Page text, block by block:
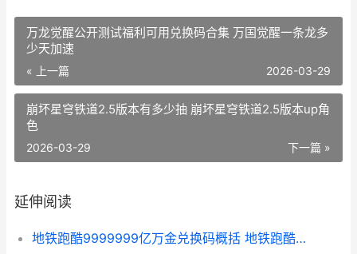
万龙觉醒公开测试福利可用兑换码合集 万国觉醒一条龙多
少天加速
« 上一篇 2026-03-29
崩坏星穹铁道2.5版本有多少抽 崩坏星穹铁道2.5版本up角
色
下一篇 »
2026-03-29
延伸阅读
地铁跑酷9999999亿万金兑换码概括 地铁跑酷9999999金币